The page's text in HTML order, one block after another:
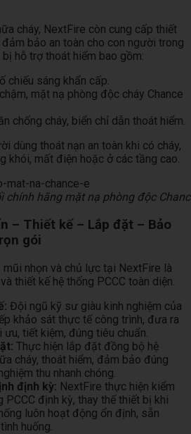
cháy, NextFire còn cung cấp thiết
bảo an toàn cho con người trong
hỗ trợ thoát hiểm bao gồm:
chiếu sáng khẩn cấp.
mặt nạ phòng độc cháy Chance
chống cháy, biển chỉ dẫn thoát hiểm.
dùng thoát nạn an toàn khi có cháy,
khói, mất điện hoặc ở các tầng cao.
chính hãng mặt nạ phòng độc
– Thiết kế – Lắp đặt – Bảo
gói
nhọn và chủ lực tại NextFire là
thiết kế hệ thống PCCC toàn diện.
Đội ngũ kỹ sư giàu kinh nghiệm của
khảo sát thực tế công trình, đưa ra
tiết kiệm, đúng tiêu chuẩn.
Thực hiện lắp đặt đồng bộ hệ
cháy, thoát hiểm, đảm bảo đúng
thu nhanh chóng.
định kỳ: NextFire thực hiện kiểm
PCCC định kỳ, thay thế thiết bị khi
luôn hoạt động ổn định, sẵn
huống.